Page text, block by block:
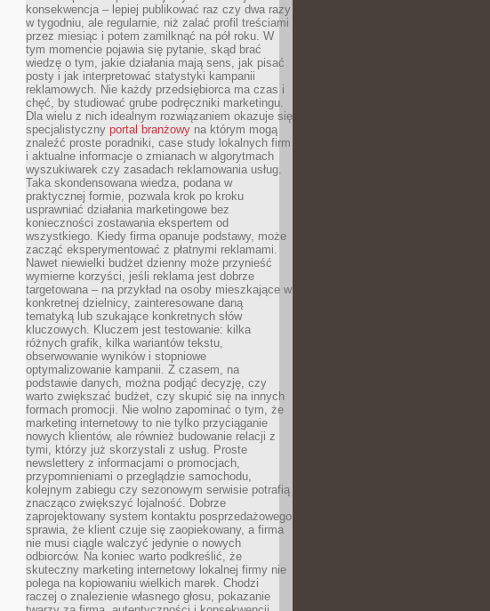
konsekwencja – lepiej publikować raz czy dwa razy
w tygodniu, ale regularnie, niż zalać profil treściami
przez miesiąc i potem zamilknąć na pół roku. W
tym momencie pojawia się pytanie, skąd brać
wiedzę o tym, jakie działania mają sens, jak pisać
posty i jak interpretować statystyki kampanii
reklamowych. Nie każdy przedsiębiorca ma czas i
chęć, by studiować grube podręczniki marketingu.
Dla wielu z nich idealnym rozwiązaniem okazuje się
specjalistyczny portal branżowy na którym mogą
znaleźć proste poradniki, case study lokalnych firm
i aktualne informacje o zmianach w algorytmach
wyszukiwarek czy zasadach reklamowania usług.
Taka skondensowana wiedza, podana w
praktycznej formie, pozwala krok po kroku
usprawniać działania marketingowe bez
konieczności zostawania ekspertem od
wszystkiego. Kiedy firma opanuje podstawy, może
zacząć eksperymentować z płatnymi reklamami.
Nawet niewielki budżet dzienny może przynieść
wymierne korzyści, jeśli reklama jest dobrze
targetowana – na przykład na osoby mieszkające w
konkretnej dzielnicy, zainteresowane daną
tematyką lub szukające konkretnych słów
kluczowych. Kluczem jest testowanie: kilka
różnych grafik, kilka wariantów tekstu,
obserwowanie wyników i stopniowe
optymalizowanie kampanii. Z czasem, na
podstawie danych, można podjąć decyzję, czy
warto zwiększać budżet, czy skupić się na innych
formach promocji. Nie wolno zapominać o tym, że
marketing internetowy to nie tylko przyciąganie
nowych klientów, ale również budowanie relacji z
tymi, którzy już skorzystali z usług. Proste
newslettery z informacjami o promocjach,
przypomnieniami o przeglądzie samochodu,
kolejnym zabiegu czy sezonowym serwisie potrafią
znacząco zwiększyć lojalność. Dobrze
zaprojektowany system kontaktu posprzedażowego
sprawia, że klient czuje się zaopiekowany, a firma
nie musi ciągle walczyć jedynie o nowych
odbiorców. Na koniec warto podkreślić, że
skuteczny marketing internetowy lokalnej firmy nie
polega na kopiowaniu wielkich marek. Chodzi
raczej o znalezienie własnego głosu, pokazanie